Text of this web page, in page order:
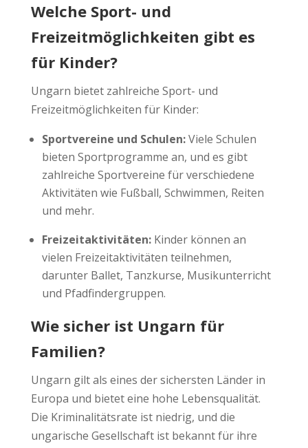
Welche Sport- und
Freizeitmöglichkeiten gibt es
für Kinder?
Ungarn bietet zahlreiche Sport- und
Freizeitmöglichkeiten für Kinder:
Sportvereine und Schulen:Viele Schulen
bieten Sportprogramme an, und es gibt
zahlreiche Sportvereine für verschiedene
Aktivitäten wie Fußball, Schwimmen, Reiten
und mehr.
Freizeitaktivitäten:Kinder können an
vielen Freizeitaktivitäten teilnehmen,
darunter Ballet, Tanzkurse, Musikunterricht
und Pfadfindergruppen.
Wie sicher ist Ungarn für
Familien?
Ungarn gilt als eines der sichersten Länder in
Europa und bietet eine hohe Lebensqualität.
Die Kriminalitätsrate ist niedrig, und die
ungarische Gesellschaft ist bekannt für ihre